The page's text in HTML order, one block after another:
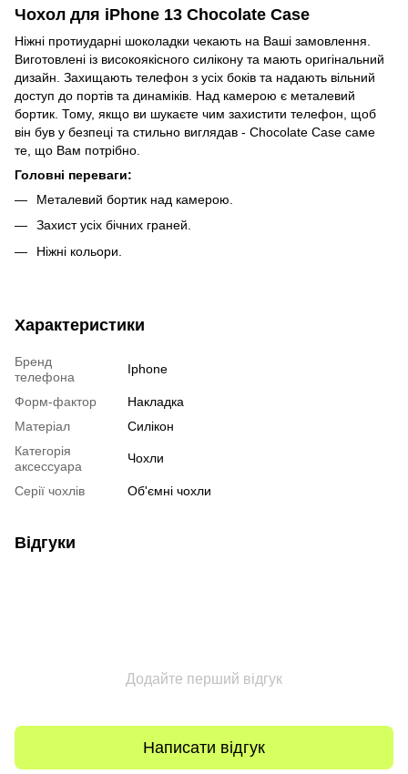
Чохол для iPhone 13 Chocolate Case
Ніжні протиударні шоколадки чекають на Ваші замовлення.
Виготовлені із високоякісного силікону та мають оригінальний
дизайн. Захищають телефон з усіх боків та надають вільний
доступ до портів та динаміків. Над камерою є металевий
бортик. Тому, якщо ви шукаєте чим захистити телефон, щоб
він був у безпеці та стильно виглядав - Chocolate Case саме
те, що Вам потрібно.
Головні переваги:
Металевий бортик над камерою.
Захист усіх бічних граней.
Ніжні кольори.
Характеристики
Бренд
телефона
Iphone
Форм-фактор
Накладка
Матеріал
Силікон
Категорія
аксессуара
Чохли
Серії чохлів Об'ємні чохли
Відгуки
Додайте перший відгук
Написати відгук